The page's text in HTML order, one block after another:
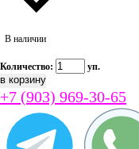
В наличии
Количество: уп.
+7 (903) 969-30-65